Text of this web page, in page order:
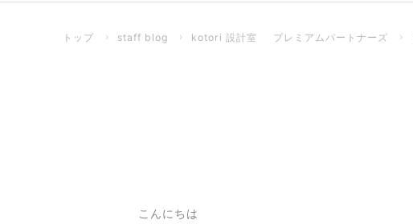
トップ › staff blog › kotori 設計室 プレミアムパートナーズ ›
こんにちは